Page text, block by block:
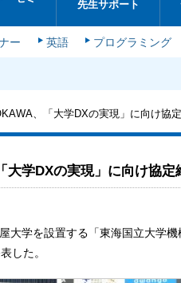
先生サポート
ー 英語 プログラミング
、「大学DXの実現」に向け協
学DXの実現」に向け協定
大学を設置する「東海国立大学
した。